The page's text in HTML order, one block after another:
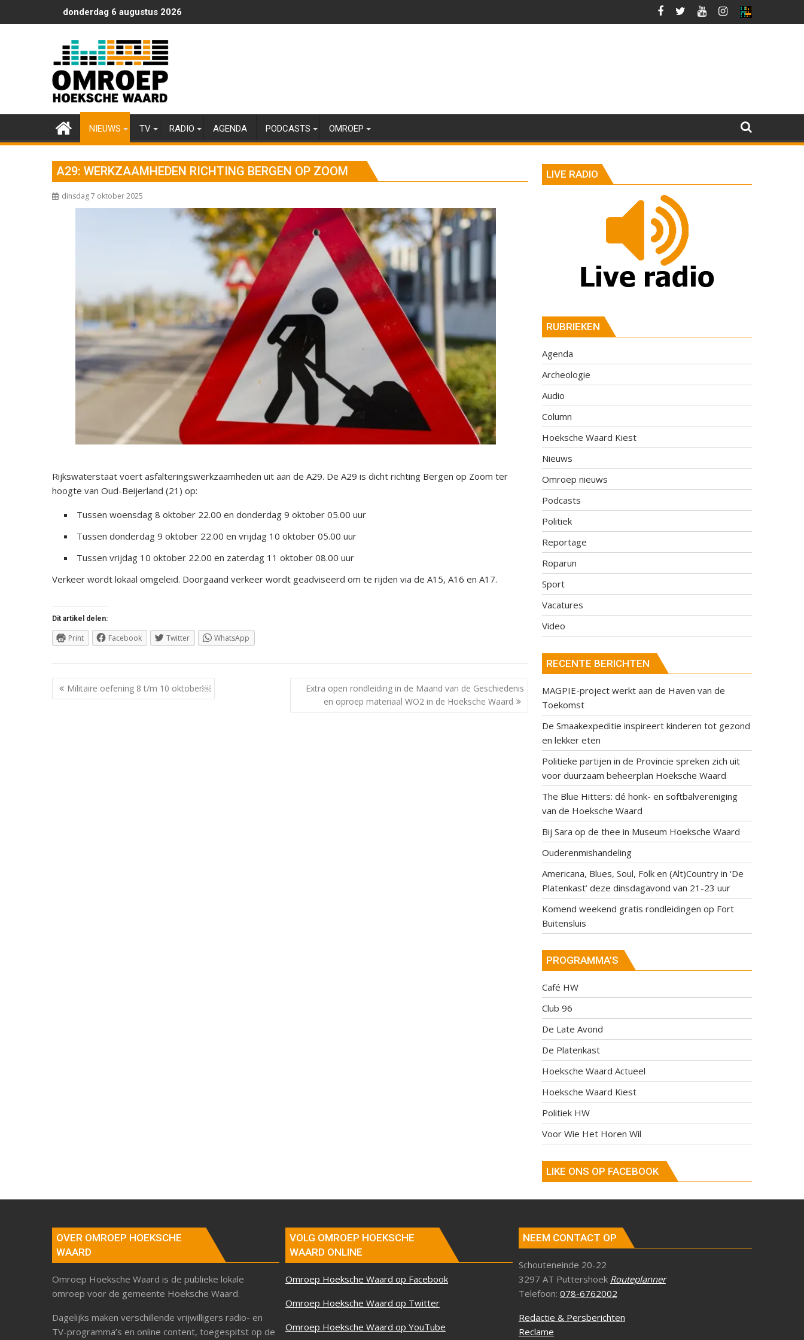
naar
donderdag 6 augustus 2026
NIEUWS TV RADIO AGENDA PODCASTS OMROEP
A29: WERKZAAMHEDEN RICHTING BERGEN OP ZOOM
dinsdag 7 oktober 2025
Rijkswaterstaat voert asfalteringswerkzaamheden uit aan de A29. De A29 is dicht richting Bergen op Zoom ter
hoogte van Oud-Beijerland (21) op:
Tussen woensdag 8 oktober 22.00 en donderdag 9 oktober 05.00 uur
Tussen donderdag 9 oktober 22.00 en vrijdag 10 oktober 05.00 uur
Tussen vrijdag 10 oktober 22.00 en zaterdag 11 oktober 08.00 uur
Verkeer wordt lokaal omgeleid. Doorgaand verkeer wordt geadviseerd om te rijden via de A15, A16 en A17.
Dit artikel delen:
Print Facebook Twitter WhatsApp
Berichtnavigatie
Militaire oefening 8 t/m 10 oktober￼
Extra open rondleiding in de Maand van de Geschiedenis
en oproep materiaal WO2 in de Hoeksche Waard
LIVE RADIO
RUBRIEKEN
Agenda
Archeologie
Audio
Column
Hoeksche Waard Kiest
Nieuws
Omroep nieuws
Podcasts
Politiek
Reportage
Roparun
Sport
Vacatures
Video
RECENTE BERICHTEN
MAGPIE-project werkt aan de Haven van de
Toekomst
De Smaakexpeditie inspireert kinderen tot gezond
en lekker eten
Politieke partijen in de Provincie spreken zich uit
voor duurzaam beheerplan Hoeksche Waard
The Blue Hitters: dé honk- en softbalvereniging
van de Hoeksche Waard
Bij Sara op de thee in Museum Hoeksche Waard
Ouderenmishandeling
Americana, Blues, Soul, Folk en (Alt)Country in ‘De
Platenkast’ deze dinsdagavond van 21-23 uur
Komend weekend gratis rondleidingen op Fort
Buitensluis
PROGRAMMA’S
Café HW
Club 96
De Late Avond
De Platenkast
Hoeksche Waard Actueel
Hoeksche Waard Kiest
Politiek HW
Voor Wie Het Horen Wil
LIKE ONS OP FACEBOOK
OVER OMROEP HOEKSCHE
WAARD
Omroep Hoeksche Waard is de publieke lokale
omroep voor de gemeente Hoeksche Waard.
Dagelijks maken verschillende vrijwilligers radio- en
TV-programma’s en online content, toegespitst op de
VOLG OMROEP HOEKSCHE
WAARD ONLINE
Omroep Hoeksche Waard op Facebook
Omroep Hoeksche Waard op Twitter
Omroep Hoeksche Waard op YouTube
NEEM CONTACT OP
Schouteneinde 20-22
3297 AT Puttershoek Routeplanner
Telefoon: 078-6762002
Redactie & Persberichten
Reclame